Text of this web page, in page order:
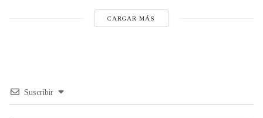
CARGAR MÁS
Suscribir